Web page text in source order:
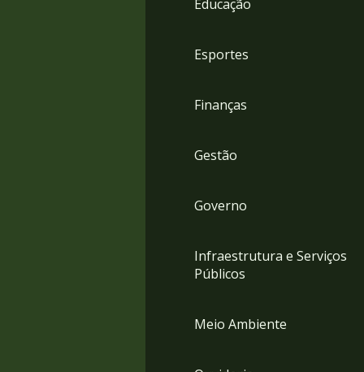
Educação
Esportes
Finanças
Gestão
Governo
Infraestrutura e Serviços
Públicos
Meio Ambiente